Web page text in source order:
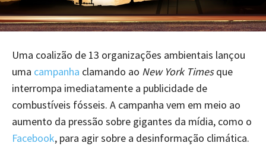
Uma coalizão de 13 organizações ambientais lançou
uma campanha clamando ao New York Timesque
interrompa imediatamente a publicidade de
combustíveis fósseis. A campanha vem em meio ao
aumento da pressão sobre gigantes da mídia, como o
Facebook, para agir sobre a desinformação climática.